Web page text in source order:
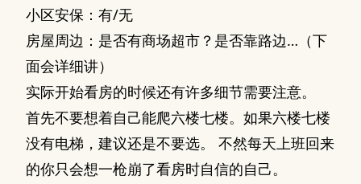
小区安保：有/无
房屋周边：是否有商场超市？是否靠路边…（下
面会详细讲）
实际开始看房的时候还有许多细节需要注意。
首先不要想着自己能爬六楼七楼。如果六楼七楼
没有电梯，建议还是不要选。 不然每天上班回来
的你只会想一枪崩了看房时自信的自己。